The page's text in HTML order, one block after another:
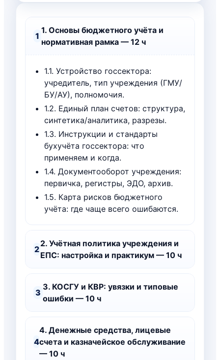
1
1. Основы бюджетного учёта и
нормативная рамка — 12 ч
1.1. Устройство госсектора:
учредитель, тип учреждения (ГМУ/
БУ/АУ), полномочия.
1.2. Единый план счетов: структура,
синтетика/аналитика, разрезы.
1.3. Инструкции и стандарты
бухучёта госсектора: что
применяем и когда.
1.4. Документооборот учреждения:
первичка, регистры, ЭДО, архив.
1.5. Карта рисков бюджетного
учёта: где чаще всего ошибаются.
2
2. Учётная политика учреждения и
ЕПС: настройка и практикум — 10 ч
3
3. КОСГУ и КВР: увязки и типовые
ошибки — 10 ч
4
4. Денежные средства, лицевые
счета и казначейское обслуживание
— 10 ч